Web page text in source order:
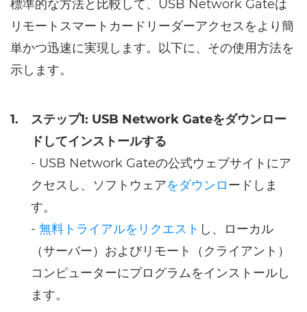
標準的な方法と比較して、USB Network Gateは
リモートスマートカードリーダーアクセスをより簡
単かつ迅速に実現します。以下に、その使用方法を
示します。
1.
ステップ1: USB Network Gateをダウンロー
ドしてインストールする
- USB Network Gateの公式ウェブサイトにア
クセスし、ソフトウェアをダウンロードしま
す。
- 無料トライアルをリクエスト し、ローカル
（サーバー）およびリモート（クライアント）
コンピューターにプログラムをインストールし
ます。